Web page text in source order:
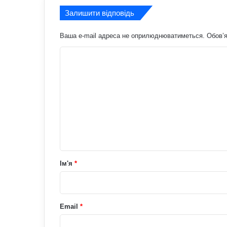
Залишити відповідь
Ваша e-mail адреса не оприлюднюватиметься.
рІм'я *
Email *